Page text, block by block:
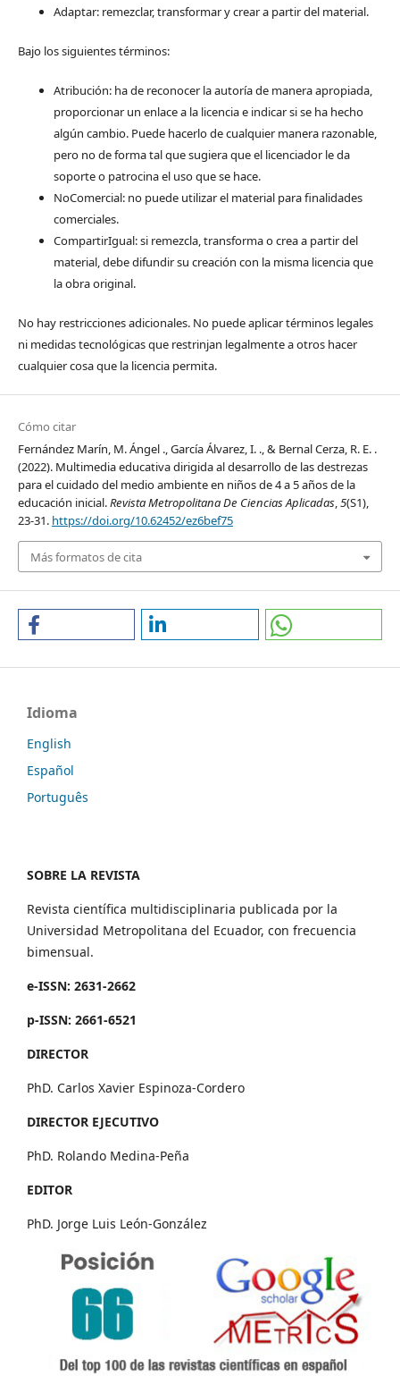
Adaptar: remezclar, transformar y crear a partir del material.
Bajo los siguientes términos:
Atribución: ha de reconocer la autoría de manera apropiada,
proporcionar un enlace a la licencia e indicar si se ha hecho
algún cambio. Puede hacerlo de cualquier manera razonable,
pero no de forma tal que sugiera que el licenciador le da
soporte o patrocina el uso que se hace.
NoComercial: no puede utilizar el material para finalidades
comerciales.
CompartirIgual: si remezcla, transforma o crea a partir del
material, debe difundir su creación con la misma licencia que
la obra original.
No hay restricciones adicionales. No puede aplicar términos legales
ni medidas tecnológicas que restrinjan legalmente a otros hacer
cualquier cosa que la licencia permita.
Cómo citar
Fernández Marín, M. Ángel ., García Álvarez, I. ., & Bernal Cerza, R. E. .
(2022). Multimedia educativa dirigida al desarrollo de las destrezas
para el cuidado del medio ambiente en niños de 4 a 5 años de la
educación inicial.Revista Metropolitana De Ciencias Aplicadas,5(S1),
23-31. https://doi.org/10.62452/ez6bef75
Más formatos de cita
Idioma
English
Español
Português
SOBRE LA REVISTA
Revista científica multidisciplinaria publicada por la
Universidad Metropolitana del Ecuador, con frecuencia
bimensual.
e-ISSN: 2631-2662
p-ISSN: 2661-6521
DIRECTOR
PhD. Carlos Xavier Espinoza-Cordero
DIRECTOR EJECUTIVO
PhD. Rolando Medina-Peña
EDITOR
PhD. Jorge Luis León-González